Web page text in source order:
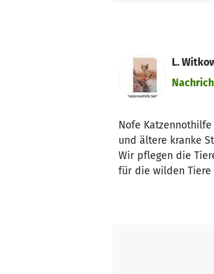
L.
Nofe
und ältere kranke
Wir pflegen die
für die wilden